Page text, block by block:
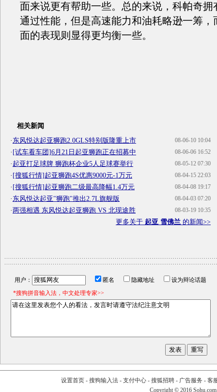
面来说更有帮助一些。总的来说，科帕奇拥
通过性能，但是高速能力和油耗略逊一筹，
面的表现则显得更均衡一些。
相关新闻
08-06-10 10:04
·东风悦达起亚狮跑2.0GLS特别版隆重上市
08-06-06 16:52
·[试车看车团]6月21日起亚狮跑正在招募中
08-05-12 07:30
·起亚打足球牌 狮跑杯企业5人足球赛举行
08-04-15 22:03
·[搜狐行情]起亚狮跑4S优惠9000元-1万元
08-04-08 19:17
·[搜狐行情]起亚狮跑二级最高降幅1.4万元
08-04-03 07:20
·东风悦达起亚"狮跑"推出2.7L旗舰版
08-03-19 10:35
·两强相遇 东风悦达起亚狮跑 VS 北现途胜
更多关于 起亚 雪佛兰 的新闻>>
用户： 匿名 隐藏地址
设为辩论话题
*搜狗拼音输入法，中文处理专家>>
设置首页- 搜狗输入法- 支付中心- 搜狐招聘- 广告服务 - 客
Copyright © 2016